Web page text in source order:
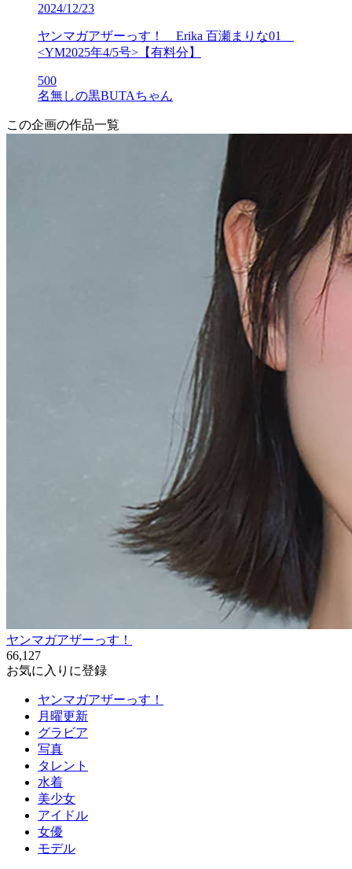
2024/12/23
ヤンマガアザーっす！ Erika 百瀬まりな01
<YM2025年4/5号>【有料分】
500
名無しの黒BUTAちゃん
この企画の作品一覧
ヤンマガアザーっす！
66,127
お気に入りに登録
ヤンマガアザーっす！
月曜更新
グラビア
写真
タレント
水着
美少女
アイドル
女優
モデル